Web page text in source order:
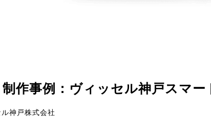
作事例：ヴィッセル神戸スマ
神戸株式会社